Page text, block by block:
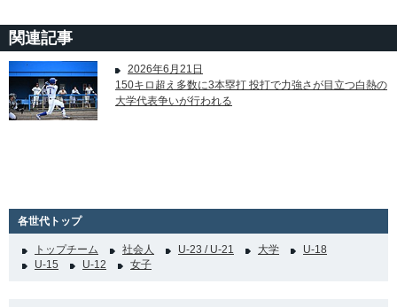
関連記事
2026年6月21日
150キロ超え多数に3本塁打 投打で力強さが目立つ白熱の
大学代表争いが行われる
各世代トップ
トップチーム 社会人 U-23 / U-21 大学
U-18
U-15
U-12 女子